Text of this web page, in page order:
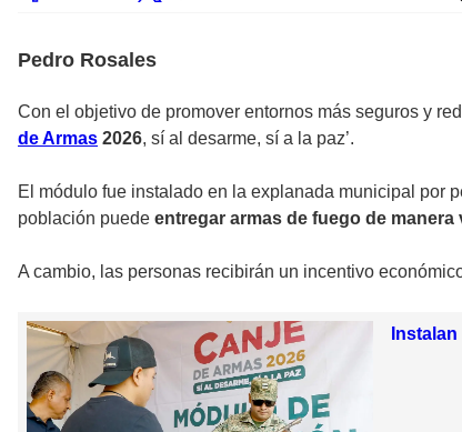
Pedro Rosales
Con el objetivo de promover entornos más seguros y
de Armas 2026, sí al desarme, sí a la paz’.
El módulo fue instalado en la explanada municipal por
población puede entregar armas de fuego de
A cambio, las personas recibirán un incentivo